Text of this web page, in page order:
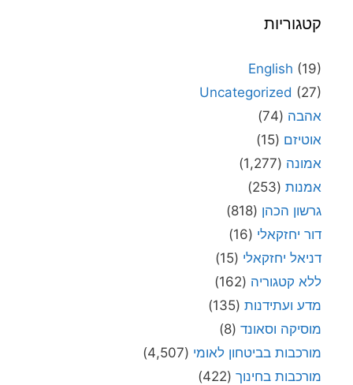
קטגוריות
English (19)
Uncategorized (27)
אהבה (74)
אוטיזם (15)
אמונה (1,277)
אמנות (253)
גרשון הכהן (818)
דור יחזקאלי (16)
דניאל יחזקאלי (15)
ללא קטגוריה (162)
מדע ועתידנות (135)
מוסיקה וסאונד (8)
מורכבות בביטחון לאומי (4,507)
מורכבות בחינוך (422)